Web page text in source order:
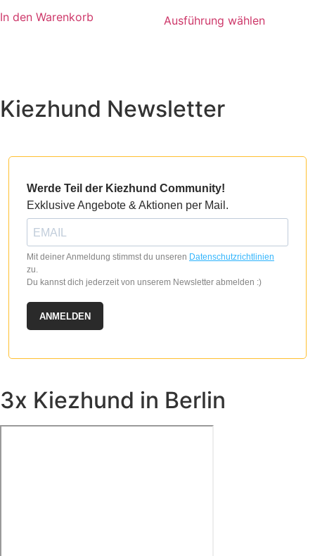
Produktseite
In den Warenkorb
Ausführung wählen
Varianten
auf.
Optionen
auf
der
Produktseite
werden
Kiezhund Newsletter
Werde Teil der Kiezhund Community!
Exklusive Angebote & Aktionen per Mail.
Mit deiner Anmeldung stimmst du unseren Datenschutzrichtlinien
zu.
Du kannst dich jederzeit von unserem Newsletter abmelden :)
ANMELDEN
3x Kiezhund in Berlin